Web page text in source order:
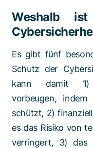
Weshalb
Es gibt fünf
Schutz der
kann damit 1)
vorbeugen,
schützt, 2)
es das Risiko von
verringert, 3) das